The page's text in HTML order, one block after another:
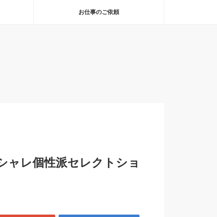
お仕事のご依頼
ャレ個性派セレクトショ